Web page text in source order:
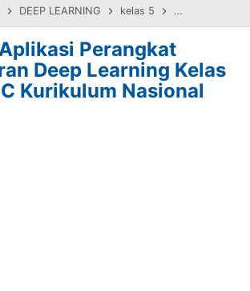
DEEP LEARNING kelas 5 Kurikulum
Perangkat
Deep Learning Kelas
C Kurikulum Nasional